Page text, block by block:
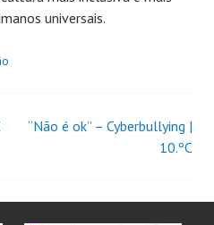
universais.
“Não é ok” – Cyberbullying |
10.ºC